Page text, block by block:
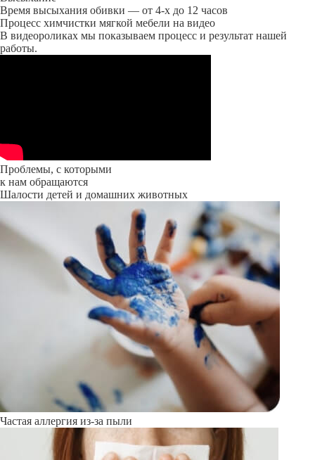
Время высыхания обивки — от 4-х до 12 часов
Процесс химчистки мягкой мебели на видео
В видеороликах мы показываем процесс и результат нашей
работы.
Проблемы, с которыми
к нам обращаются
Шалости детей и домашних животных
Частая аллергия из-за пыли